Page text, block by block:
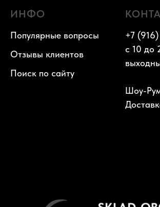
ИНФО
Популярные вопросы
Отзывы клиентов
Поиск по сайту
+7
с 10 до
Шоу-